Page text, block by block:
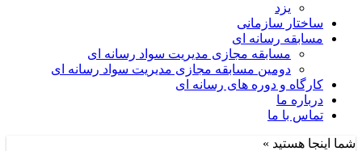
یزد
ساختار سازمانی
مسابقه رسانه ای
مسابقه مجازی مدیریت سواد رسانه ای
دومین مسابقه مجازی مدیریت سواد رسانه ای
کارگاه و دوره های رسانه ای
درباره ما
تماس با ما
شما اینجا هستید »